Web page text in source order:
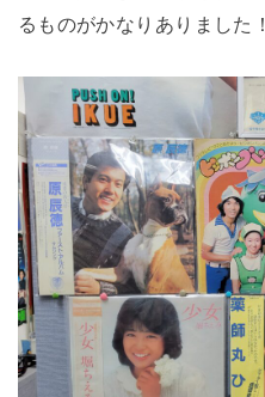
るものがかなりありました！